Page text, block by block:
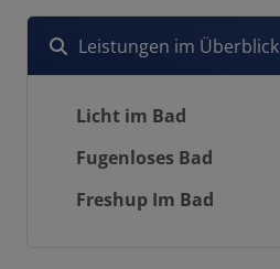
Leistungen im Überblick
Licht im Bad
Fugenloses Bad
Freshup Im Bad